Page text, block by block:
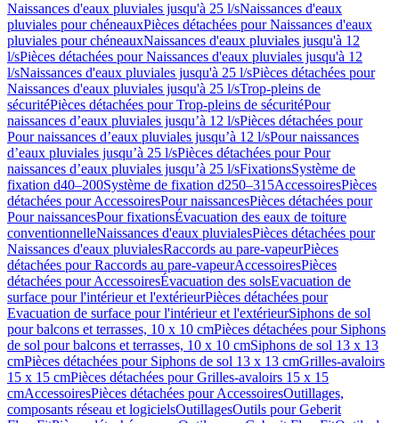
Naissances d'eaux pluviales jusqu'à 25 l/sNaissances d'eaux
pluviales pour chéneauxPièces détachées pour Naissances d'eaux
pluviales pour chéneauxNaissances d'eaux pluviales jusqu'à 12
l/sPièces détachées pour Naissances d'eaux pluviales jusqu'à 12
l/sNaissances d'eaux pluviales jusqu'à 25 l/sPièces détachées pour
Naissances d'eaux pluviales jusqu'à 25 l/sTrop-pleins de
sécuritéPièces détachées pour Trop-pleins de sécuritéPour
naissances d’eaux pluviales jusqu’à 12 l/sPièces détachées pour
Pour naissances d’eaux pluviales jusqu’à 12 l/sPour naissances
d’eaux pluviales jusqu’à 25 l/sPièces détachées pour Pour
naissances d’eaux pluviales jusqu’à 25 l/sFixationsSystème de
fixation d40–200Système de fixation d250–315AccessoiresPièces
détachées pour AccessoiresPour naissancesPièces détachées pour
Pour naissancesPour fixationsÉvacuation des eaux de toiture
conventionnelleNaissances d'eaux pluvialesPièces détachées pour
Naissances d'eaux pluvialesRaccords au pare-vapeurPièces
détachées pour Raccords au pare-vapeurAccessoiresPièces
détachées pour AccessoiresÉvacuation des solsEvacuation de
surface pour l'intérieur et l'extérieurPièces détachées pour
Evacuation de surface pour l'intérieur et l'extérieurSiphons de sol
pour balcons et terrasses, 10 x 10 cmPièces détachées pour Siphons
de sol pour balcons et terrasses, 10 x 10 cmSiphons de sol 13 x 13
cmPièces détachées pour Siphons de sol 13 x 13 cmGrilles-avaloirs
15 x 15 cmPièces détachées pour Grilles-avaloirs 15 x 15
cmAccessoiresPièces détachées pour AccessoiresOutillages,
composants réseau et logicielsOutillagesOutils pour Geberit